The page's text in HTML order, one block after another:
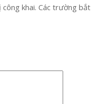
khai. Các trường bắt